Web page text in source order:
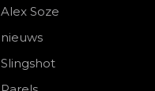
Alex Soze
nieuws
Slingshot